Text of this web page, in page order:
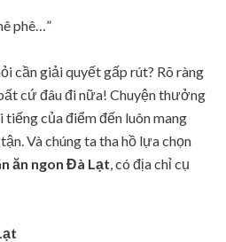
phê…”
cần giải quyết gấp rút? Rõ ràng
cứ đâu đi nữa! Chuyện thưởng
tiếng của điểm đến luôn mang
Và chúng ta tha hồ lựa chọn
ăn ngon Đà Lạt , có địa chỉ cụ